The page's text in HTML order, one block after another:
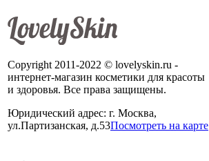
Copyright 2011-2022 © lovelyskin.ru -
интернет-магазин косметики для красоты
и здоровья. Все права защищены.
Юридический адрес: г. Москва,
ул.Партизанская, д.53Посмотреть на карте